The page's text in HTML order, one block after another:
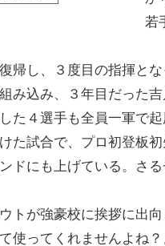
若
帰し、３度目の指揮とな
み込み、３年目だった
た４選手も全員一軍で
た試合で、プロ初登板
ドにも上げている。さ
ウトが強豪校に挨拶に出
使ってくれませんよね